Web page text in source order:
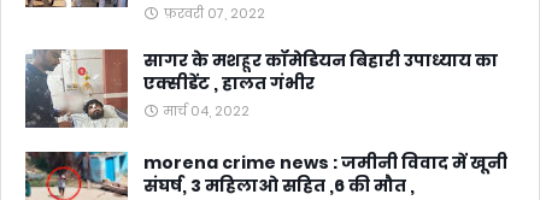
फ़रवरी 07, 2022
सागर के मशहूर कॉमेडियन बिहारी उपाध्याय का
एक्सीडेंट , हालत गंभीर
मार्च 04, 2022
morena crime news : जमीनी विवाद में खूनी
संघर्ष, 3 महिलाओ सहित ,6 की मौत ,